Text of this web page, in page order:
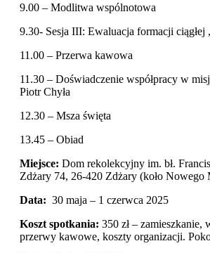
9.00 – Modlitwa wspólnotowa
9.30- Sesja III: Ewaluacja formacji ciągłej
11.00 – Przerwa kawowa
11.30 – Doświadczenie współpracy w
Piotr Chyła
12.30 – Msza święta
13.45 – Obiad
Miejsce: Dom rekolekcyjny im. bł.
Zdżary 74, 26-420 Zdżary (koło Nowego
Data: 30 maja – 1 czerwca 2025
Koszt spotkania: 350 zł – zamieszkanie,
przerwy kawowe, koszty organizacji.